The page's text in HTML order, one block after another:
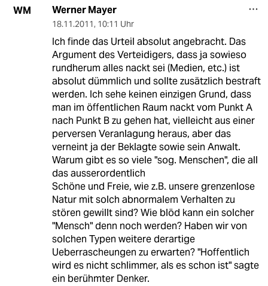
WM Werner Mayer
18.11.2011, 10:11 Uhr
Ich finde das Urteil absolut angebracht. Das
Argument des Verteidigers, dass ja sowieso
rundherum alles nackt sei (Medien, etc.) ist
absolut dümmlich und sollte zusätzlich bestraft
werden. Ich sehe keinen einzigen Grund, dass
man im öffentlichen Raum nackt vom Punkt A
nach Punkt B zu gehen hat, vielleicht aus einer
perversen Veranlagung heraus, aber das
verneint ja der Beklagte sowie sein Anwalt.
Warum gibt es so viele "sog. Menschen", die all
das ausserordentlich
Schöne und Freie, wie z.B. unsere grenzenlose
Natur mit solch abnormalem Verhalten zu
stören gewillt sind? Wie blöd kann ein solcher
"Mensch" denn noch werden? Haben wir von
solchen Typen weitere derartige
Ueberrascheungen zu erwarten? "Hoffentlich
wird es nicht schlimmer, als es schon ist" sagte
ein berühmter Denker.